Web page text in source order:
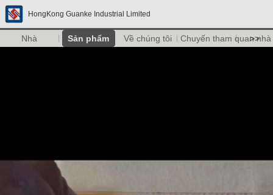
HongKong Guanke Industrial Limited
Nhà Sản phẩm Về chúng tôi Chuyến tham quan nhà
>>